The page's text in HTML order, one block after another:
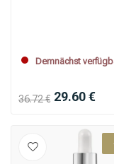
Demnächst
36.72 € 29.60 €